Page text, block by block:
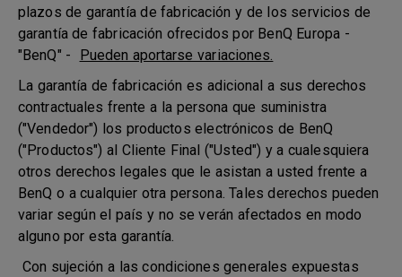
plazos de garantía de fabricación y de los servicios de
garantía de fabricación ofrecidos por BenQ Europa -
"BenQ" - Pueden aportarse variaciones.
La garantía de fabricación es adicional a sus derechos
contractuales frente a la persona que suministra
("Vendedor") los productos electrónicos de BenQ
("Productos") al Cliente Final ("Usted") y a cualesquiera
otros derechos legales que le asistan a usted frente a
BenQ o a cualquier otra persona. Tales derechos pueden
variar según el país y no se verán afectados en modo
alguno por esta garantía.
Con sujeción a las condiciones generales expuestas